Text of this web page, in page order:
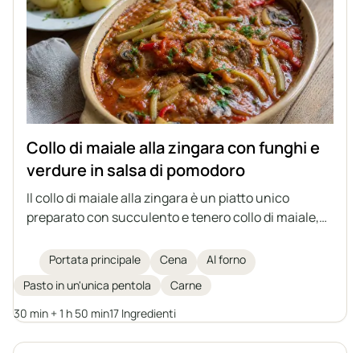
Collo di maiale alla zingara con funghi e
verdure in salsa di pomodoro
Il collo di maiale alla zingara è un piatto unico
preparato con succulento e tenero collo di maiale,
peperone in salamoia, il tutto stufato in una
profumata salsa di pomodoro leggermente acidula.
Ideale per un pranzo in famiglia o una festa, servito
con gnocchi di patate, knedle slesiane, grano
Portata principale Cena
Al forno
Pasto in un'unica pentola
Carne
30 min + 1 h 50 min17 Ingredienti